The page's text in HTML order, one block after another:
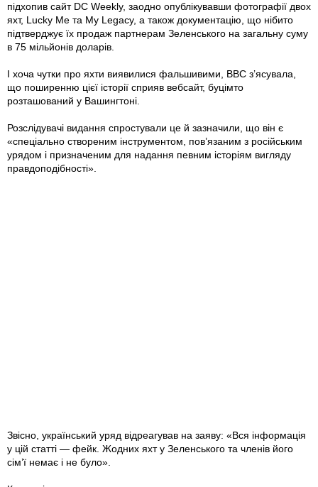
підхопив сайт DC Weekly, заодно опублікувавши фотографії двох
яхт, Lucky Me та My Legacy, а також документацію, що нібито
підтверджує їх продаж партнерам Зеленського на загальну суму
в 75 мільйонів доларів.
І хоча чутки про яхти виявилися фальшивими, ВВС з’ясувала,
що поширенню цієї історії сприяв вебсайт, буцімто
розташований у Вашингтоні.
Розслідувачі видання спростували це й зазначили, що він є
«спеціально створеним інструментом, пов’язаним з російським
урядом і призначеним для надання певним історіям вигляду
правдоподібності».
Звісно, український уряд відреагував на заяву: «Вся інформація
у цій статті — фейк. Жодних яхт у Зеленського та членів його
сім’ї немає і не було».